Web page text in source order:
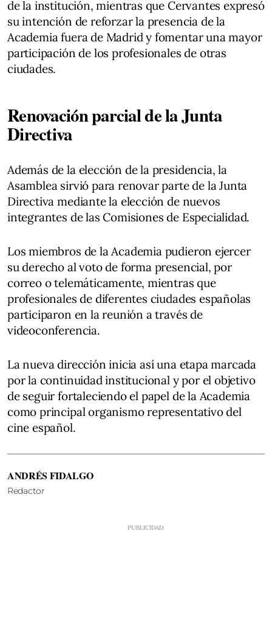
de la institución, mientras que Cervantes expresó
su intención de reforzar la presencia de la
Academia fuera de Madrid y fomentar una mayor
participación de los profesionales de otras
ciudades.
Renovación parcial de la Junta
Directiva
Además de la elección de la presidencia, la
Asamblea sirvió para renovar parte de la Junta
Directiva mediante la elección de nuevos
integrantes de las Comisiones de Especialidad.
Los miembros de la Academia pudieron ejercer
su derecho al voto de forma presencial, por
correo o telemáticamente, mientras que
profesionales de diferentes ciudades españolas
participaron en la reunión a través de
videoconferencia.
La nueva dirección inicia así una etapa marcada
por la continuidad institucional y por el objetivo
de seguir fortaleciendo el papel de la Academia
como principal organismo representativo del
cine español.
ANDRÉS FIDALGO
Redactor